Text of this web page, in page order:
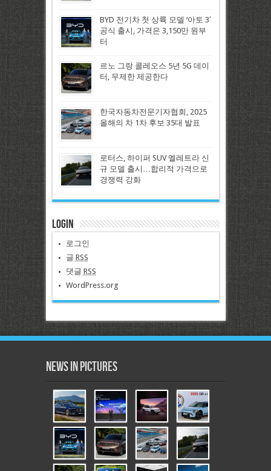
BYD 전기차 첫 상륙 모델 ‘아토 3′
공식 출시, 가격은 3,150만 원부
터
르노 그랑 콜레오스 5년 5G 데이
터, 무제한 제공한다
한국자동차전문기자협회, 2025
올해의 차 1차 후보 35대 발표
로터스, 하이퍼 SUV 엘레트라 신
규 모델 출시…합리적 가격으로
경쟁력 강화
Login
로그인
글 RSS
댓글 RSS
WordPress.org
News in Pictures